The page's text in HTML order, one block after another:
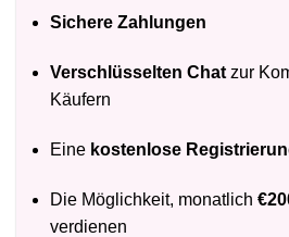
Sichere Zahlungen
Verschlüsselten Chatzur
Käufern
Eine kostenlose
Die Möglichkeit, monatlich
verdienen